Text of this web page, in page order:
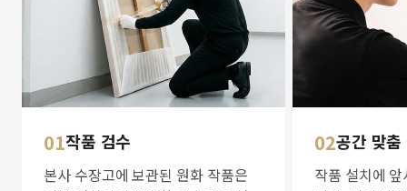
01작품 검수
본사 수장고에 보관된 원화 작품은
02공간 맞
작품 설치에